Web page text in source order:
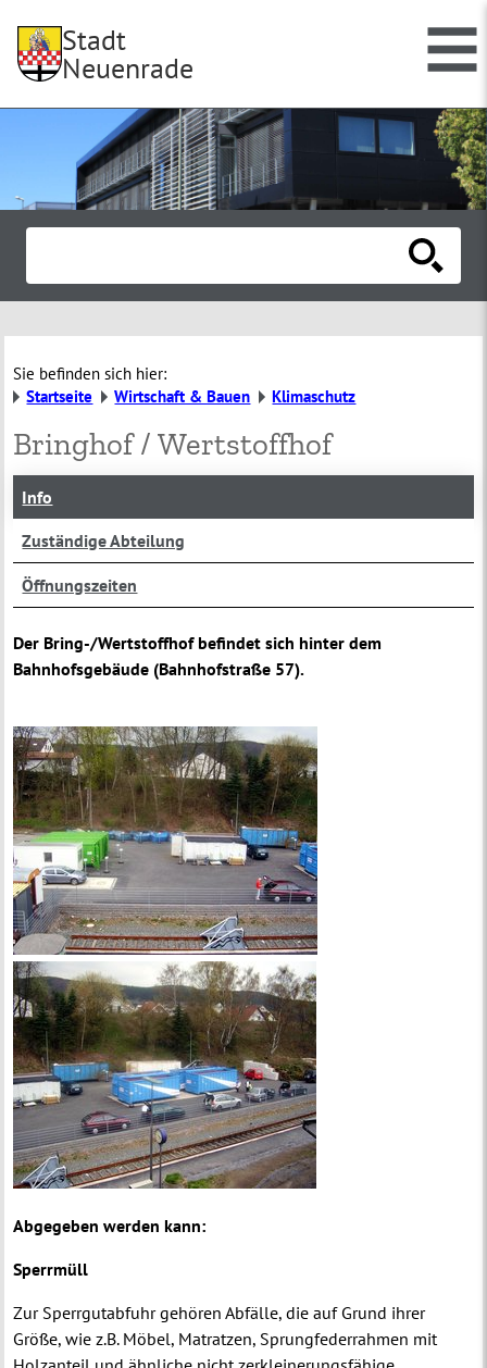
Stadt
Neuenrade
Sie befinden sich hier:
Startseite
Wirtschaft & Bauen Klimaschutz
Bringhof / Wertstoffhof
Info
Zuständige Abteilung
Öffnungszeiten
Der Bring-/Wertstoffhof befindet sich hinter dem
Bahnhofsgebäude (Bahnhofstraße 57).
Abgegeben werden kann:
Sperrmüll
Zur Sperrgutabfuhr gehören Abfälle, die auf Grund ihrer
Größe, wie z.B. Möbel, Matratzen, Sprungfederrahmen mit